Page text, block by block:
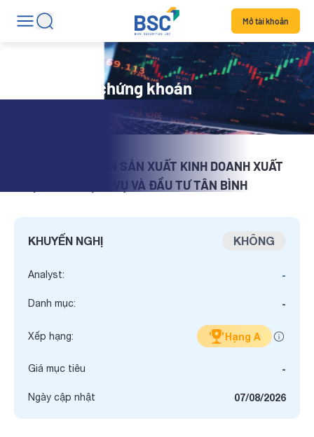
Mở tài khoản
Chi tiết mã chứng khoán
CÔNG TY CỔ PHẦN SẢN XUẤT KINH DOANH XUẤT
NHẬP KHẨU DỊCH VỤ VÀ ĐẦU TƯ TÂN BÌNH
KHUYẾN NGHỊ KHÔNG
Analyst: -
Danh mục: -
Xếp hạng: Hạng A
Giá mục tiêu -
Ngày cập nhật 07/08/2026